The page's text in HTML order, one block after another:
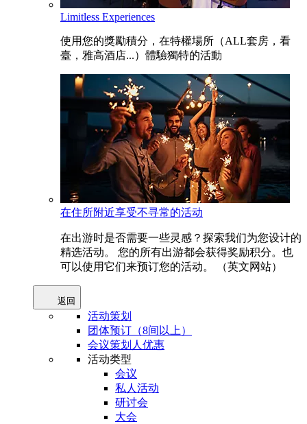
Limitless Experiences
使用您的獎勵積分，在特權場所（ALL套房，看
臺，雅高酒店...）體驗獨特的活動
在住所附近享受不寻常的活动
在出游时是否需要一些灵感？探索我们为您设计的
精选活动。 您的所有出游都会获得奖励积分。也
可以使用它们来预订您的活动。 （英文网站）
返回
活动策划
团体预订（8间以上）
会议策划人优惠
活动类型
会议
私人活动
研讨会
大会